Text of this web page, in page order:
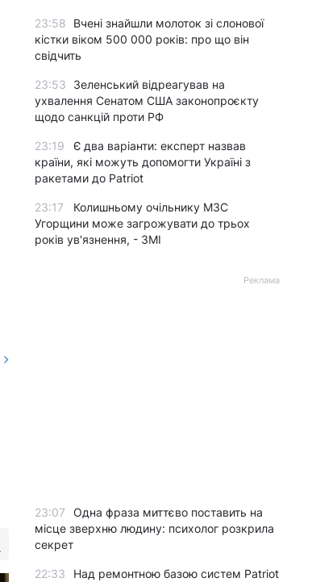
23:58
Вчені знайшли молоток зі слонової
кістки віком 500 000 років: про що він
свідчить
23:53
Зеленський відреагував на
ухвалення Сенатом США законопроєкту
щодо санкцій проти РФ
23:19
Є два варіанти: експерт назвав
країни, які можуть допомогти Україні з
ракетами до Patriot
23:17
Колишньому очільнику МЗС
Угорщини може загрожувати до трьох
років ув'язнення, - ЗМІ
Реклама
23:07
Одна фраза миттєво поставить на
місце зверхню людину: психолог розкрила
секрет
22:33
Над ремонтною базою систем Patriot